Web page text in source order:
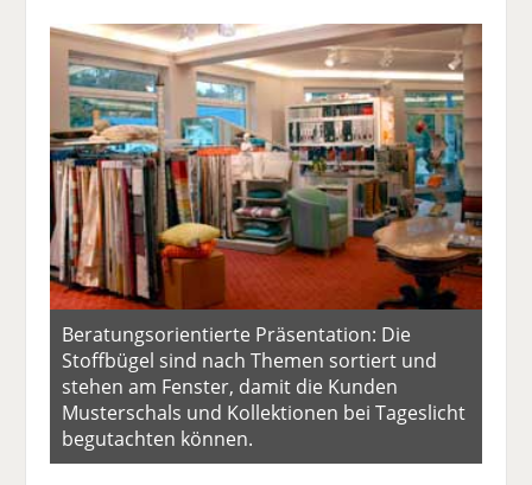
Beratungsorientierte Präsentation: Die
Stoffbügel sind nach Themen sortiert und
stehen am Fenster, damit die Kunden
Musterschals und Kollektionen bei Tageslicht
begutachten können.